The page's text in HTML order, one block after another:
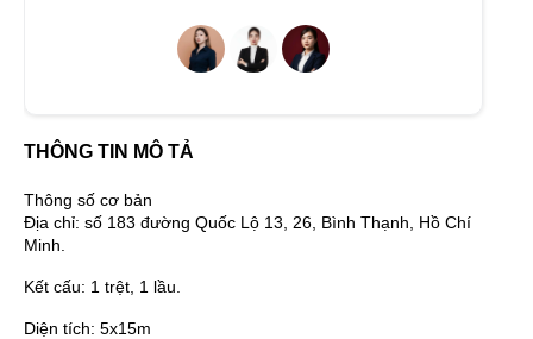
THÔNG TIN MÔ TẢ
Thông số cơ bản
Địa chỉ: số 183 đường Quốc Lộ 13, 26, Bình Thạnh, Hồ Chí
Minh.
Kết cấu: 1 trệt, 1 lầu.
Diện tích: 5x15m